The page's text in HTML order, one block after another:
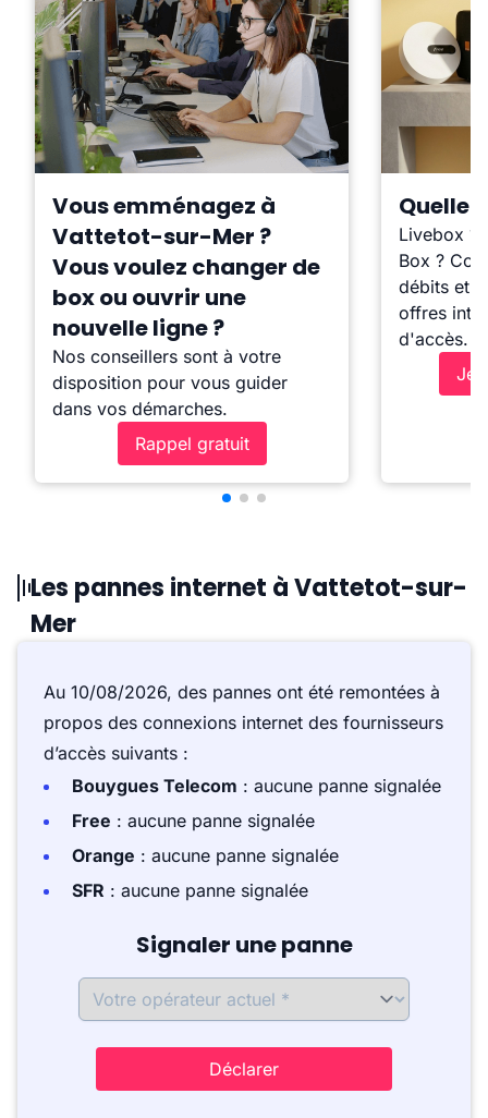
Vous emménagez à
Vattetot-sur-Mer ?
Vous voulez changer de
box ou ouvrir une
nouvelle ligne ?
Nos conseillers sont à votre
disposition pour vous guider
dans vos démarches.
Rappel gratuit
Quelle
Livebox ?
Box ?
débits et
offres
d'accès.
Je
Les pannes internet à Vattetot-sur-
Mer
Au 10/08/2026, des pannes ont été remontées à
propos des connexions internet des fournisseurs
d’accès suivants :
Bouygues Telecom : aucune panne signalée
Free : aucune panne signalée
Orange : aucune panne signalée
SFR : aucune panne signalée
Signaler une panne
Déclarer